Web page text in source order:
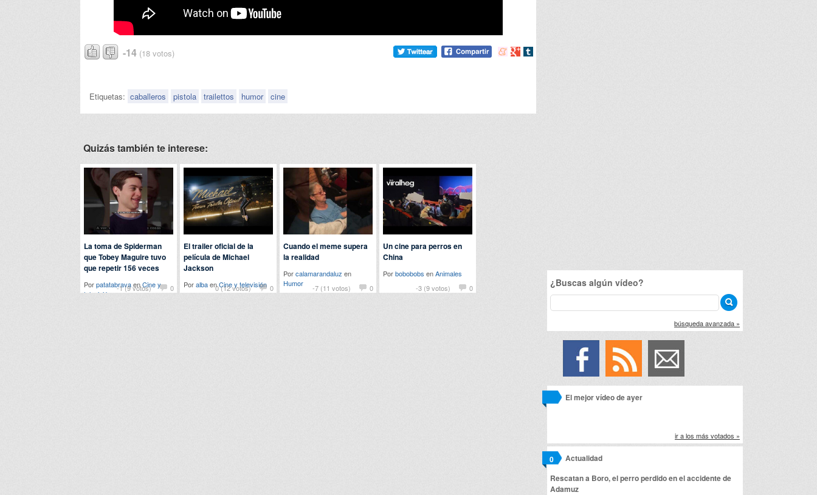
-14 (18 votos)
Compartir
Compartir
Compartir
Etiquetas: caballeros pistola trailettos humor cine
Quizás también te interese:
-1 (9 votos) 0
La toma de Spiderman
que Tobey Maguire tuvo
que repetir 156 veces
PorpatatabravaenCine y
televisión
0 (12 votos) 0
El trailer oficial de la
película de Michael
Jackson
PoralbaenCine y televisión -7 (11 votos) 0
Cuando el meme supera
la realidad
Porcalamarandaluz en
Humor
-3 (9 votos) 0
Un cine para perros en
China
Porbobobobs enAnimales
¿Buscas algún vídeo?
búsqueda avanzada »
El mejor vídeo de ayer
ir a los más votados »
Actualidad
0
Rescatan a Boro, el perro perdido en el accidente de
Adamuz